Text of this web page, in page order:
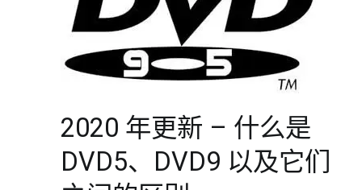
2020 年更新 – 什么是
DVD5、DVD9 以及它们